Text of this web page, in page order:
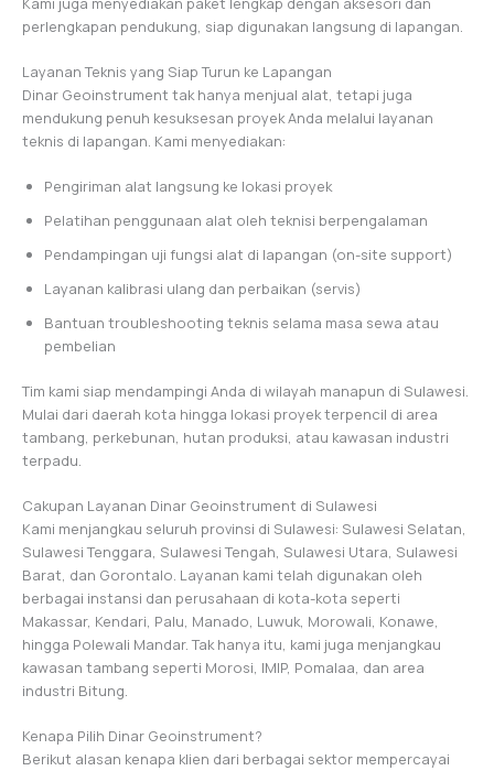
perlengkapan pendukung, siap digunakan langsung di lapangan.
Layanan Teknis yang Siap Turun ke Lapangan
Dinar Geoinstrument tak hanya menjual alat, tetapi juga
mendukung penuh kesuksesan proyek Anda melalui layanan
teknis di lapangan. Kami menyediakan:
Pengiriman alat langsung ke lokasi proyek
Pelatihan penggunaan alat oleh teknisi berpengalaman
Pendampingan uji fungsi alat di lapangan (on-site support)
Layanan kalibrasi ulang dan perbaikan (servis)
Bantuan troubleshooting teknis selama masa sewa atau
pembelian
Tim kami siap mendampingi Anda di wilayah manapun di Sulawesi.
Mulai dari daerah kota hingga lokasi proyek terpencil di area
tambang, perkebunan, hutan produksi, atau kawasan industri
terpadu.
Cakupan Layanan Dinar Geoinstrument di Sulawesi
Kami menjangkau seluruh provinsi di Sulawesi: Sulawesi Selatan,
Sulawesi Tenggara, Sulawesi Tengah, Sulawesi Utara, Sulawesi
Barat, dan Gorontalo. Layanan kami telah digunakan oleh
berbagai instansi dan perusahaan di kota-kota seperti
Makassar, Kendari, Palu, Manado, Luwuk, Morowali, Konawe,
hingga Polewali Mandar. Tak hanya itu, kami juga menjangkau
kawasan tambang seperti Morosi, IMIP, Pomalaa, dan area
industri Bitung.
Kenapa Pilih Dinar Geoinstrument?
Berikut alasan kenapa klien dari berbagai sektor mempercayai